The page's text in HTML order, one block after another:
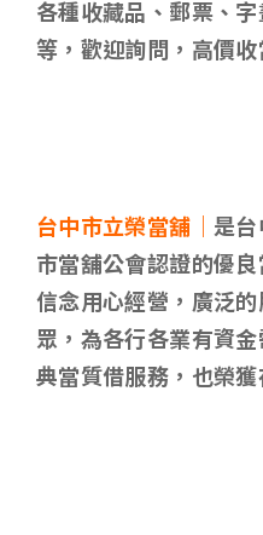
各種收藏品、郵票、
等，歡迎詢問，高價收
台中市立榮當舖｜ 是
市當舖公會認證的優
信念用心經營，廣泛
眾，為各行各業有資
典當質借服務，也榮